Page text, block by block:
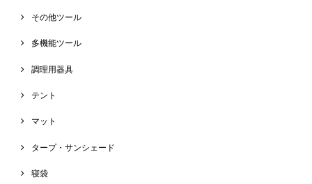
その他ツール
多機能ツール
調理用器具
テント
マット
タープ・サンシェード
寝袋